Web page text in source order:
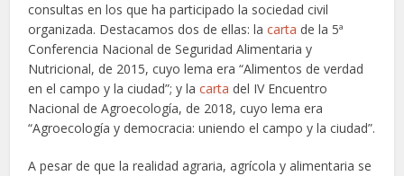
consultas en los que ha participado la sociedad civil
organizada. Destacamos dos de ellas: lacarta de la 5ª
Conferencia Nacional de Seguridad Alimentaria y
Nutricional, de 2015, cuyo lema era “Alimentos de verdad
en el campo y la ciudad”; y lacarta del IV Encuentro
Nacional de Agroecología, de 2018, cuyo lema era
“Agroecología y democracia: uniendo el campo y la ciudad”.
A pesar de que la realidad agraria, agrícola y alimentaria se